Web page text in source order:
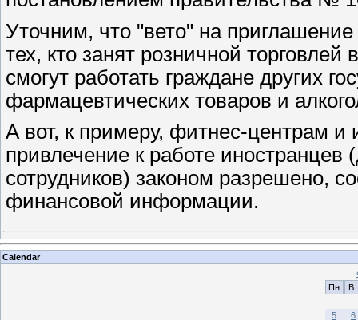
Уточним, что "вето" на
тех, кто занят розничной
смогут работать граждане других
фармацевтических товаров и
А вот, к примеру, фитнес-центрам
привлечение к работе
сотрудников) законом разрешено,
финансовой информации.
Calendar
Пн
Вт
5
6